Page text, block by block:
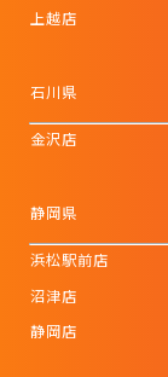
上越店
石川県
金沢店
静岡県
浜松駅前店
沼津店
静岡店